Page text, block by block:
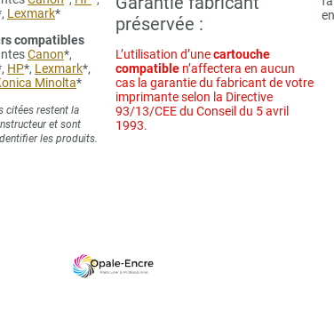
Lexmark*
compatibles
Canon*,
HP*, Lexmark*,
Minolta*
citées restent la
et sont
les produits.
préservée :
L’utilisation d’unecartouche
compatible n’affectera en aucun
cas la garantie du fabricant de votre
imprimante selon la Directive
93/13/CEE du Conseil du 5 avril
1993.